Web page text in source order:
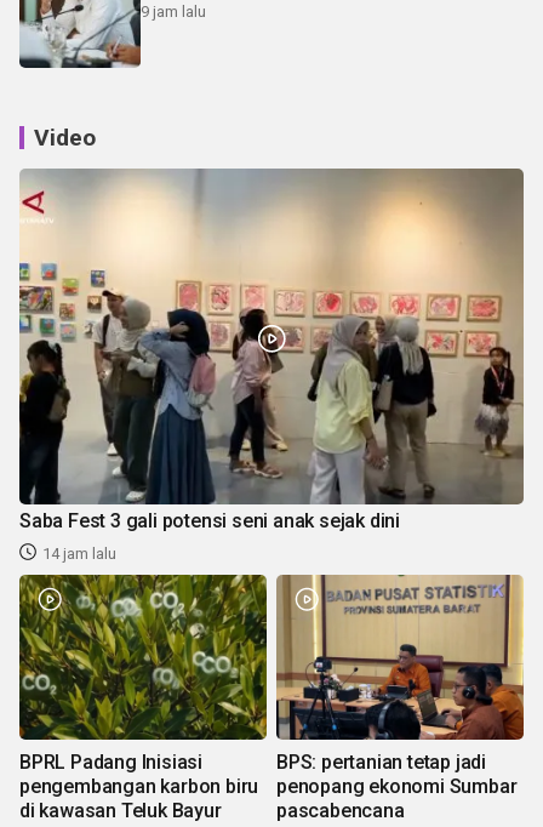
9 jam lalu
Video
Saba Fest 3 gali potensi seni anak sejak dini
14 jam lalu
BPRL Padang Inisiasi
pengembangan karbon biru
di kawasan Teluk Bayur
BPS: pertanian tetap jadi
penopang ekonomi Sumbar
pascabencana